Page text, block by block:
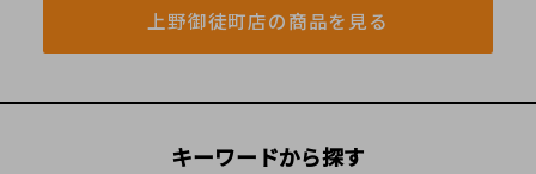
上野御徒町店の商品を見る
キーワードから探す